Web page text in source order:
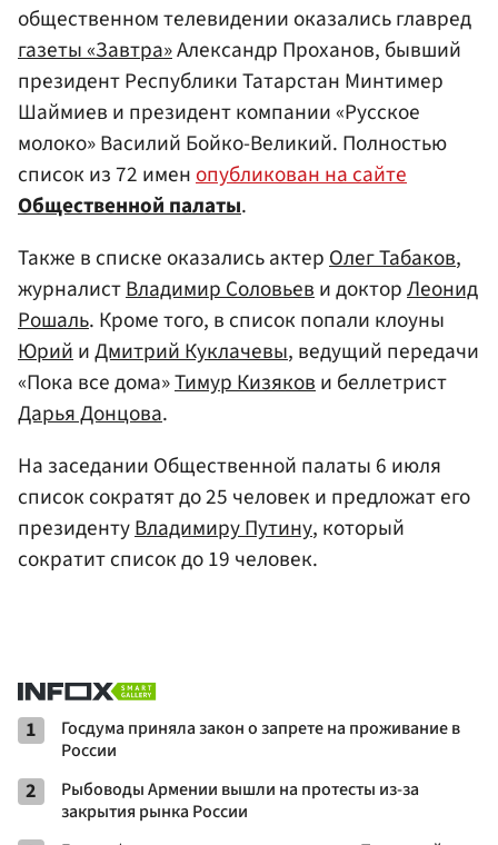
общественном телевидении оказались главред
газеты «Завтра»Александр Проханов, бывший
президент Республики Татарстан Минтимер
Шаймиев и президент компании «Русское
молоко» Василий Бойко-Великий. Полностью
список из 72 именопубликован на сайте
Общественной палаты.
Также в списке оказались актерОлег Табаков,
журналистВладимир Соловьеви докторЛеонид
Рошаль. Кроме того, в список попали клоуны
ЮрийиДмитрий Куклачевы, ведущий передачи
«Пока все дома»Тимур Кизякови беллетрист
Дарья Донцова.
На заседании Общественной палаты 6 июля
список сократят до 25 человек и предложат его
президентуВладимиру Путину, который
сократит список до 19 человек.
1
Госдума приняла закон о запрете на проживание в
России
2
Рыбоводы Армении вышли на протесты из-за
закрытия рынка России